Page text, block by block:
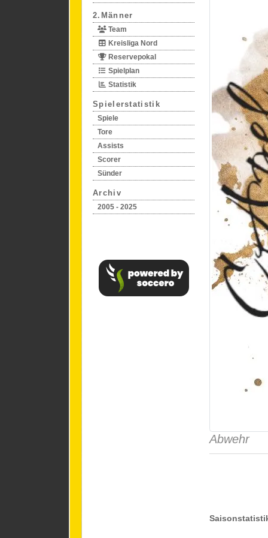
2.Männer
Team
Kreisliga Nord
Reservepokal
Spielplan
Statistik
Spielerstatistik
Spiele
Tore
Assists
Scorer
Sünder
Archiv
2005 - 2025
Abwehr